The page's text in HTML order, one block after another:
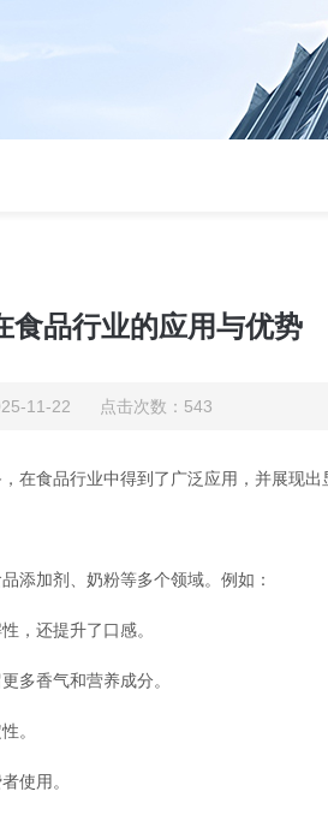
食品行业的应用与优势
11-22 点击次数：543
食品行业中得到了广泛应用，并展现出
加剂、奶粉等多个领域。例如：
，还提升了口感。
多香气和营养成分。
。
使用。